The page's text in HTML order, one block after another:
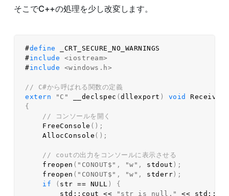
そこでC++の処理を少し改変します。
#define
_CRT_SECURE_NO_WARNINGS
#include
<iostream>
#include <windows.h>
// C#から呼ばれる関数の定義
extern
"C" __declspec (dllexport ) void
{
// コンソールを開く
FreeConsole ( ) ;
AllocConsole ( ) ;
// coutの出力をコンソールに表示させる
freopen ( "CONOUT$" , "w" , stdout ) ;
freopen ( "CONOUT$" , "w" , stderr ) ;
if
( str == NULL )
{
        std
:: cout << "str is null." << std ::